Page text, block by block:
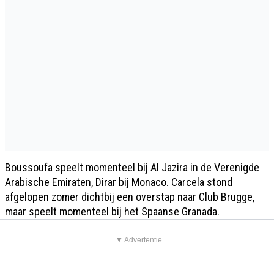
Boussoufa speelt momenteel bij Al Jazira in de Verenigde
Arabische Emiraten, Dirar bij Monaco. Carcela stond
afgelopen zomer dichtbij een overstap naar Club Brugge,
maar speelt momenteel bij het Spaanse Granada.
▼ Advertentie